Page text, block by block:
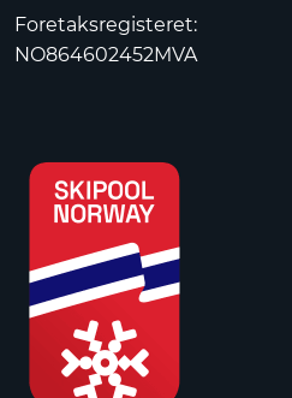
Foretaksregisteret:
NO864602452MVA